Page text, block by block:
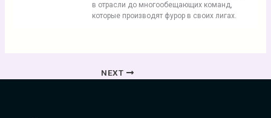
в отрасли до многообещающих команд,
которые производят фурор в своих лигах.
NEXT